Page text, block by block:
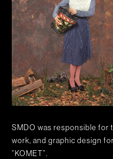
SMDO was responsible for
work, and graphic design
“KOMET”.